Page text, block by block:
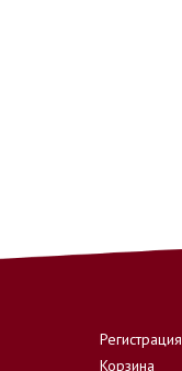
Регистрация
Корзина